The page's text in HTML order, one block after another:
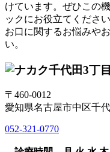
けています。ぜひこの
ックにお役立てくださ
お口に関するお悩みや
い。
〒460-0012
愛知県名古屋市中区千
052-321-0770